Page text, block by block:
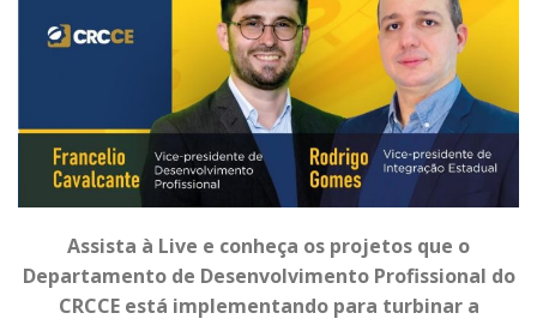
Assista à Live e conheça os projetos que o
Departamento de Desenvolvimento Profissional do
CRCCE está implementando para turbinar a